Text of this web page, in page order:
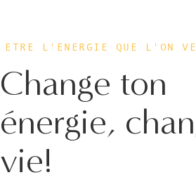
Change ton
énergie,
vie!
ETRE L'ENERGIE QUE L'ON